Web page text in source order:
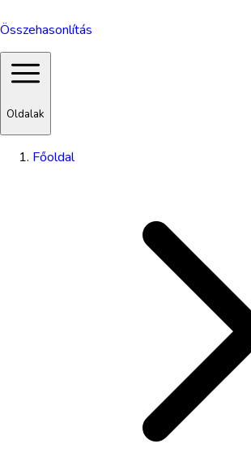
Összehasonlítás
Oldalak
Főoldal